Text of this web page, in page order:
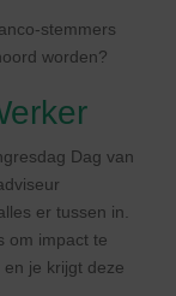
stemmers
worden?
Dag van
er tussen in.
om impact te
je krijgt deze